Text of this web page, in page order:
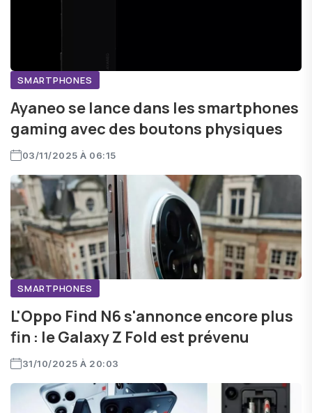
SMARTPHONES
Ayaneo se lance dans les smartphones
gaming avec des boutons physiques
03/11/2025 À 06:15
SMARTPHONES
L'Oppo Find N6 s'annonce encore plus
fin : le Galaxy Z Fold est prévenu
31/10/2025 À 20:03